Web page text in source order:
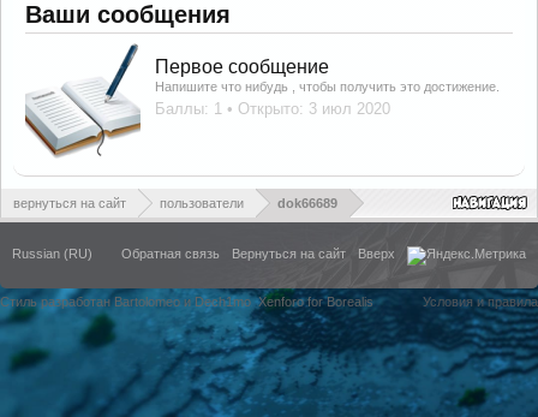
Ваши сообщения
Первое сообщение
Напишите что нибудь , чтобы получить это достижение.
Баллы: 1 Открыто: 3 июл 2020
вернуться на сайт пользователи dok66689
Russian (RU) Обратная связь Вернуться на сайт Вверх
Стиль разработан Bartolomeo и Dech1moXenforo for Borealis Условия и правила